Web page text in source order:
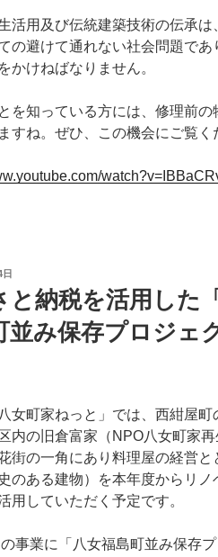
活用及び伝統建築技術の伝承
の避けて通れない社会問題であ
かけねばなりません。
を知っている方には、修理前
すね。ぜひ、この機会にご覧く
watch?
と納税を活用した
並み保存プロジェ
女町家ねっと」では、西紺屋
内の旧倉富家（NPO八女町家
街の一角にあり料理屋の経営
のある建物）を本年度からリノ
用していただく予定です。
事業に「八女福島町並み保存プ